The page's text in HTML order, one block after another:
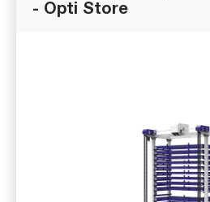
- Opti Store